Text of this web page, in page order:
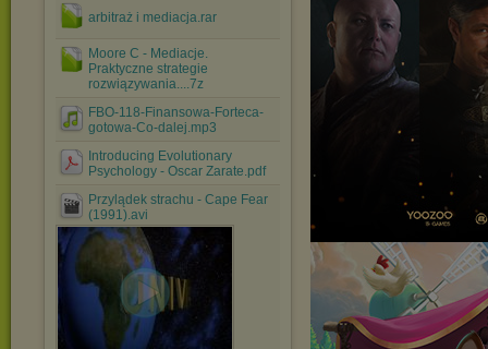
arbitraż i mediacja.rar
Moore C - Mediacje.
Praktyczne strategie
rozwiązywania....7z
FBO-118-Finansowa-Forteca-
gotowa-Co-dalej.mp3
Introducing Evolutionary
Psychology - Oscar Zarate.pdf
Przylądek strachu - Cape Fear
(1991).avi